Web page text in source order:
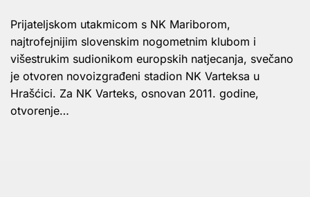
Prijateljskom utakmicom s NK Mariborom,
najtrofejnijim slovenskim nogometnim klubom i
višestrukim sudionikom europskih natjecanja, svečano
je otvoren novoizgrađeni stadion NK Varteksa u
Hrašćici. Za NK Varteks, osnovan 2011. godine,
otvorenje…